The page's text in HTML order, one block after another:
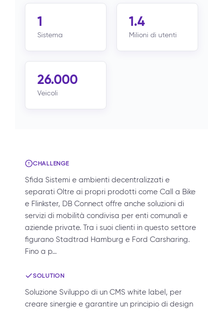
1
Sistema
1.4
Milioni di utenti
26.000
Veicoli
CHALLENGE
Sfida Sistemi e ambienti decentralizzati e
separati Oltre ai propri prodotti come Call a Bike
e Flinkster, DB Connect offre anche soluzioni di
servizi di mobilità condivisa per enti comunali e
aziende private. Tra i suoi clienti in questo settore
figurano Stadtrad Hamburg e Ford Carsharing.
Fino a p…
SOLUTION
Soluzione Sviluppo di un CMS white label, per
creare sinergie e garantire un principio di design